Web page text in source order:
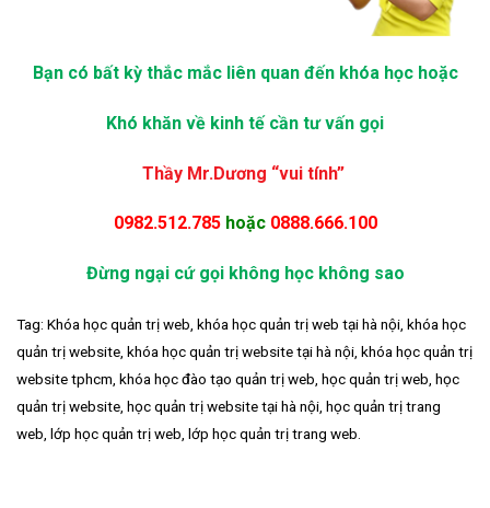
Bạn có bất kỳ thắc mắc liên quan đến khóa học hoặc
Khó khăn về kinh tế cần tư vấn gọi
Thầy Mr.Dương “vui tính”
0982.512.785 hoặc 0888.666.100
Đừng ngại cứ gọi không học không sao
Tag: Khóa học quản trị web, khóa học quản trị web tại hà nội, khóa học
quản trị website, khóa học quản trị website tại hà nội, khóa học quản trị
website tphcm, khóa học đào tạo quản trị web, học quản trị web, học
quản trị website, học quản trị website tại hà nội, học quản trị trang
web, lớp học quản trị web, lớp học quản trị trang web.